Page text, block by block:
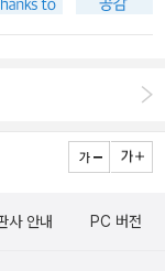
' - 을 구별한다. 더
라톤은 아주 폭넓
로 인정하게 되었
고 참된 것이라는
림을 의미한다. 대개
을 높이려는 의도
되는데, 이는 사가
는 매체를 통해 나
리로 있음'을 뜻한
상황으로부터
존재에 대한 근원
도 하다. 존재가
내부에 존재한다
작정 고도를 기
잠깐동안 나치에 협
마당에그의 철학을
은채그를 바라보고
때 필요한 책을 사
사 안내 PC 버전